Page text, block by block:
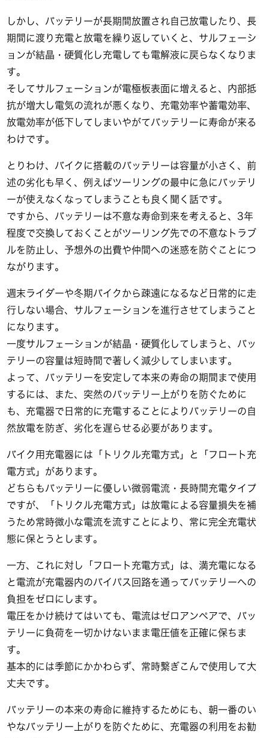
しかし、バッテリーが長期間放置され自己放電したり、長
期間に渡り充電と放電を繰り返していくと、サルフェーシ
ョンが結晶・硬質化し充電しても電解液に戻らなくなりま
す。
そしてサルフェーションが電極板表面に増えると、内部抵
抗が増大し電気の流れが悪くなり、充電効率や蓄電効率、
放電効率が低下してしまいやがてバッテリーに寿命が来る
わけです。
とりわけ、バイクに搭載のバッテリーは容量が小さく、前
述の劣化も早く、例えばツーリングの最中に急にバッテリ
ーが使えなくなってしまうことも良く聞く話です。
ですから、バッテリーは不意な寿命到来を考えると、3年
程度で交換しておくことがツーリング先での不意なトラブ
ルを防止し、予想外の出費や仲間への迷惑を防ぐことにつ
ながります。
週末ライダーや冬期バイクから疎遠になるなど日常的に走
行しない場合、サルフェーションを進行させてしまうこと
になります。
一度サルフェーションが結晶・硬質化してしまうと、バッ
テリーの容量は短時間で著しく減少してしまいます。
よって、バッテリーを安定して本来の寿命の期間まで使用
するには、また、突然のバッテリー上がりを防ぐために
も、充電器で日常的に充電することによりバッテリーの自
然放電を防ぎ、劣化を遅らせる必要があります。
バイク用充電器には「トリクル充電方式」と「フロート充
電方式」があります。
どちらもバッテリーに優しい微弱電流・長時間充電タイプ
ですが、「トリクル充電方式」は放電による容量損失を補
うため常時微小な電流を流すことにより、常に完全充電状
態に保とうとします。
一方、これに対し「フロート充電方式」は、満充電になる
と電流が充電器内のバイパス回路を通ってバッテリーへの
負担をゼロにします。
電圧をかけ続けてはいても、電流はゼロアンペアで、バッ
テリーに負荷を一切かけないまま電圧値を正確に保ちま
す。
基本的には季節にかかわらず、常時繋ぎこんで使用して大
丈夫です。
バッテリーの本来の寿命に維持するためにも、朝一番のい
やなバッテリー上がりを防ぐために、充電器の利用をお勧